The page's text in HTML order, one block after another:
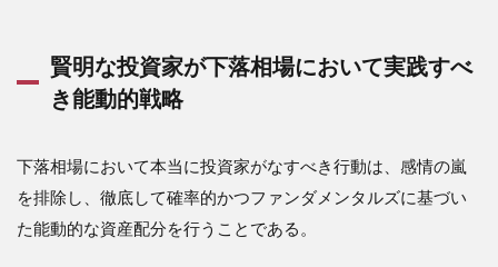
賢明な投資家が下落相場において実践すべ
き能動的戦略
下落相場において本当に投資家がなすべき行動は、感情の嵐
を排除し、徹底して確率的かつファンダメンタルズに基づい
た能動的な資産配分を行うことである。